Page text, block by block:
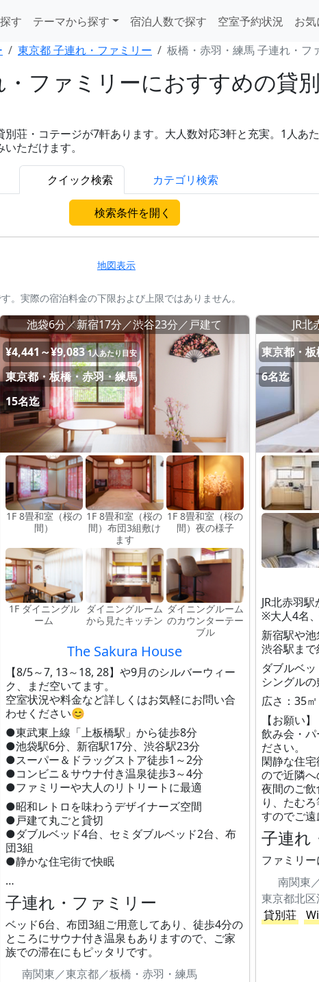
す テーマから探す 宿泊人数で探す 空室予約状況
お気
東京都 子連れ・ファミリー 板橋・赤羽・練馬 子連れ・フ
ファミリーにおすすめの貸
荘・コテージが7軒あります。大人数対応3軒と充実。1人あ
ただけます。
クイック検索 カテゴリ検索
検索条件を開く
地図表示
。実際の宿泊料金の下限および上限ではありません。
池袋6分／新宿17分／渋谷23分／戸建て
¥4,441～¥9,083 1人あたり目安
東京都・板橋・赤羽・練馬
15名迄
1F 8畳和室（桜の
間）
1F 8畳和室（桜の
間）布団3組敷け
ます
1F 8畳和室（桜の
間）夜の様子
1F ダイニングル
ーム
ダイニングルーム
から見たキッチン
ダイニングルーム
のカウンターテー
ブル
The Sakura House
【8/5～7, 13～18, 28】や9月のシルバーウィー
ク、まだ空いてます。
空室状況や料金など詳しくはお気軽にお問い合
わせください😊
●東武東上線「上板橋駅」から徒歩8分
●池袋駅6分、新宿駅17分、渋谷駅23分
●スーパー＆ドラッグストア徒歩1～2分
●コンビニ＆サウナ付き温泉徒歩3～4分
●ファミリーや大人のリトリートに最適
●昭和レトロを味わうデザイナーズ空間
●戸建て丸ごと貸切
●ダブルベッド4台、セミダブルベッド2台、布
団3組
●静かな住宅街で快眠
…
子連れ・ファミリー
ベッド6台、布団3組ご用意してあり、徒歩4分の
ところにサウナ付き温泉もありますので、ご家
族での滞在にもピッタリです。
南関東／東京都／板橋・赤羽・練馬
JR
東京都・
6名迄
JR北赤羽
※大人4名
新宿駅や
渋谷駅ま
ダブルベ
シングル
広さ：35㎡
【お願い】
飲み会・
ださい。
閑静な住
ので近隣へ
夜間のご
り、たむ
すのでご遠
子連れ
ファミリー
南関東
東京都北
貸別荘